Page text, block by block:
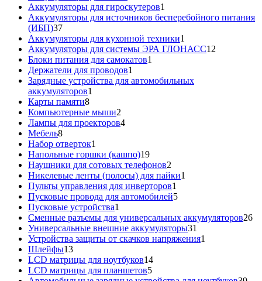
товаров
Аккумуляторы для гироскутеров1
товар
Аккумуляторы для источников бесперебойного питания
(ИБП)3737
товаров
Аккумуляторы для кухонной техники1
товар
Аккумуляторы для системы ЭРА ГЛОНАСС12
Блоки питания для самокатов1
Держатели для проводов1
товар
Зарядные устройства для автомобильных
аккумуляторов1
Карты памяти88
товаров
Компьютерные мыши2
товара
Лампы для проекторов44
Мебель88
товаров
Набор отверток1
товар
Напольные горшки (кашпо)1919
товаров
Наушники для сотовых телефонов2
товара
Никелевые ленты (полосы) для пайки1
Пульты управления для инверторов1
товар
Пусковые провода для автомобилей55
Пусковые устройства1
товар
Сменные разъемы для универсальных аккумуляторов2626
Универсальные внешние аккумуляторы31
товар
Устройства защиты от скачков напряжения1
Шлейфы1313
товаров
LCD матрицы для ноутбуков1414
LCD матрицы для планшетов55